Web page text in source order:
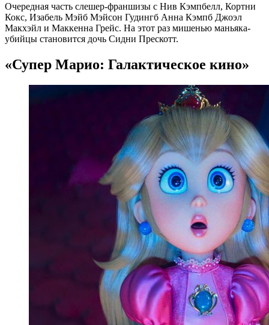
Очередная часть слешер-франшизы с Нив Кэмпбелл, Кортни
Кокс, Изабель Мэйб Мэйсон Гудингб Анна Кэмпб Джоэл
Макхэйл и Маккенна Грейс. На этот раз мишенью маньяка-
убийцы становится дочь Сидни Прескотт.
«Супер Марио: Галактическое кино»